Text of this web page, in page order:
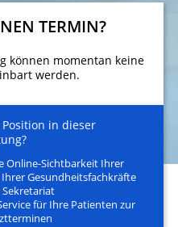
TERMIN?
können momentan keine
werden.
in dieser
Online-Sichtbarkeit Ihrer
Gesundheitsfachkräfte
Sekretariat
für Ihre Patienten zur